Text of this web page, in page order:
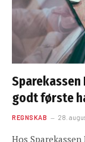
godt første
REGNSKAB 28.
Hos